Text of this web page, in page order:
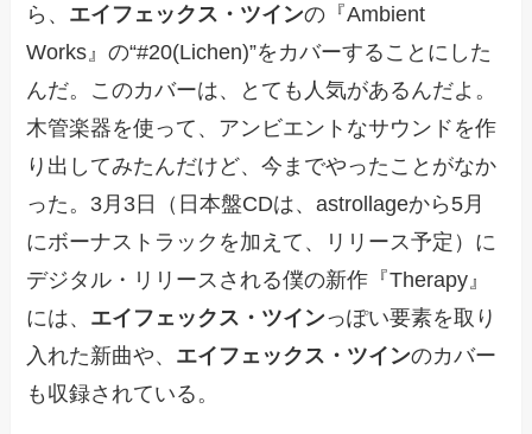
ら、 エイフェックス・ツインの『Ambient
Works』の“#20(Lichen)”をカバーすることにした
んだ。このカバーは、とても人気があるんだよ。
木管楽器を使って、アンビエントなサウンドを作
り出してみたんだけど、今までやったことがなか
った。3月3日（日本盤CDは、astrollageから5月
にボーナストラックを加えて、リリース予定）に
デジタル・リリースされる僕の新作『Therapy』
には、 エイフェックス・ツインっぽい要素を取り
入れた新曲や、 エイフェックス・ツインのカバー
も収録されている。